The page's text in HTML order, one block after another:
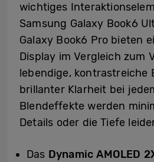
wichtiges
Samsung Galaxy Book6
Galaxy Book6 Pro bieten
Display im Vergleich zum
lebendige, kontrastreiche
brillanter Klarheit bei
Blendeffekte werden
Details oder die Tiefe
Das Dynamic AMOLED